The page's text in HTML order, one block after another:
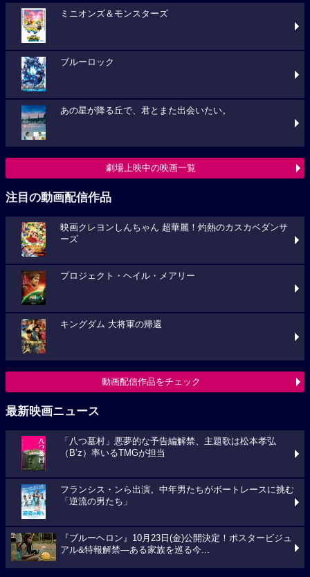
ミニオンズ＆モンスターズ
ブルーロック
あの星が降る丘で、君とまた出会いたい。
劇場上映中の映画一覧
注目の動画配信作品
映画クレヨンしんちゃん 超華麗！灼熱のカスカベダンサ
ーズ
プロジェクト・ヘイル・メアリー
キングダム 大将軍の帰還
動画配信作品をチェック
最新映画ニュース
「八つ墓村」悪夢的な予告編解禁、主題歌は松本孝弘
（B’z）率いるTMGが担当
フランシス・ンら出演。中年男たちがボートレースに挑む
「逆流の男たち」
『ブルーヘロン』10月23日(金)公開決定！ポスタービジュ
アル&特報解禁―ある家族を巡る今...